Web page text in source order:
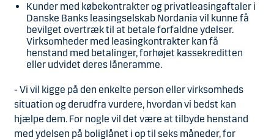
Kunder med købekontrakter og privatleasingaftaler i
Danske Banks leasingselskab Nordania vil kunne få
bevilget overtræk til at betale forfaldne ydelser.
Virksomheder med leasingkontrakter kan få
henstand med betalinger, forhøjet kassekreditten
eller udvidet deres låneramme.
- Vi vil kigge på den enkelte person eller virksomheds
situation og derudfra vurdere, hvordan vi bedst kan
hjælpe dem. For nogle vil det være at tilbyde henstand
med ydelsen på boliglånet i op til seks måneder, for